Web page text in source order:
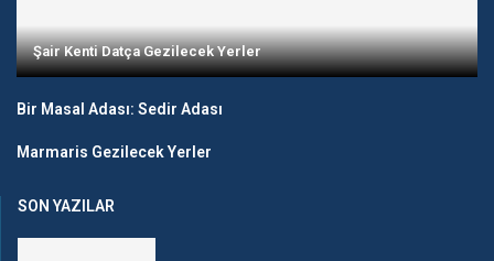
Şair Kenti Datça Gezilecek Yerler
Bir Masal Adası: Sedir Adası
Marmaris Gezilecek Yerler
SON YAZILAR